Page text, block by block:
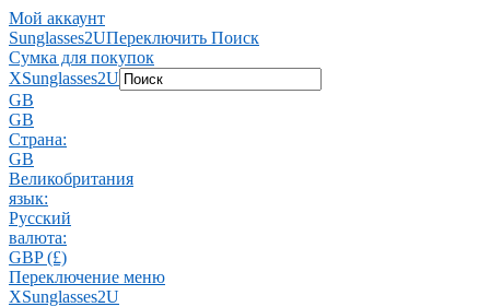
Мой аккаунт
Sunglasses2UПереключить Поиск
Сумка для покупок
XSunglasses2U
GB
GB
Страна:
GB
Великобритания
язык:
Pусский
валюта:
GBP (£)
Переключение меню
XSunglasses2U